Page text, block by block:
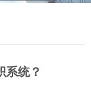
系统？